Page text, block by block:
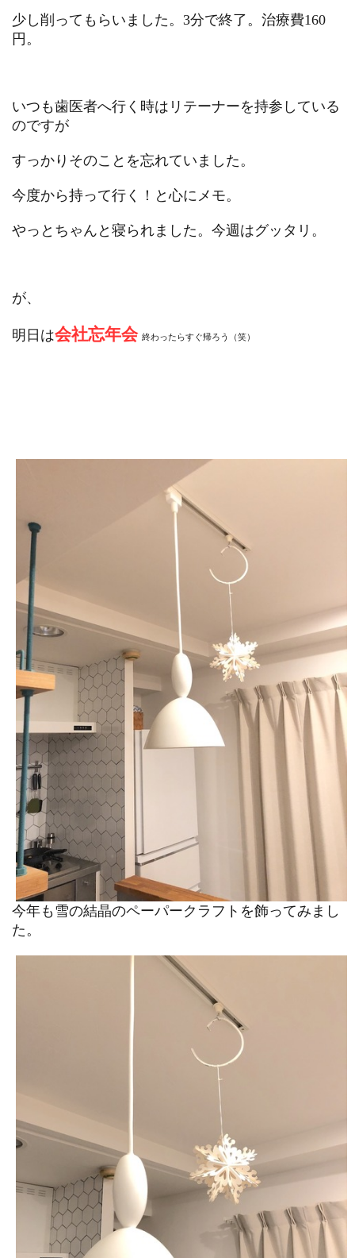
少し削ってもらいました。3分で終了。治療費160
円。
いつも歯医者へ行く時はリテーナーを持参している
のですが
すっかりそのことを忘れていました。
今度から持って行く！と心にメモ。
やっとちゃんと寝られました。今週はグッタリ。
が、
明日は会社忘年会 終わったらすぐ帰ろう（笑）
今年も雪の結晶のペーパークラフトを飾ってみまし
た。